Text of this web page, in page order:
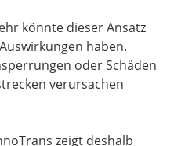
könnte dieser Ansatz
haben.
oder Schäden
verursachen
zeigt deshalb